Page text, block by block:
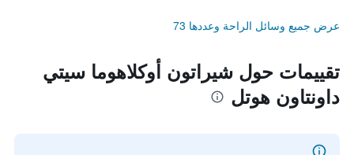
عرض جميع وسائل الراحة وعددها 73
تقييمات حول شيراتون أوكلاهوما سيتي
داونتاون هوتل